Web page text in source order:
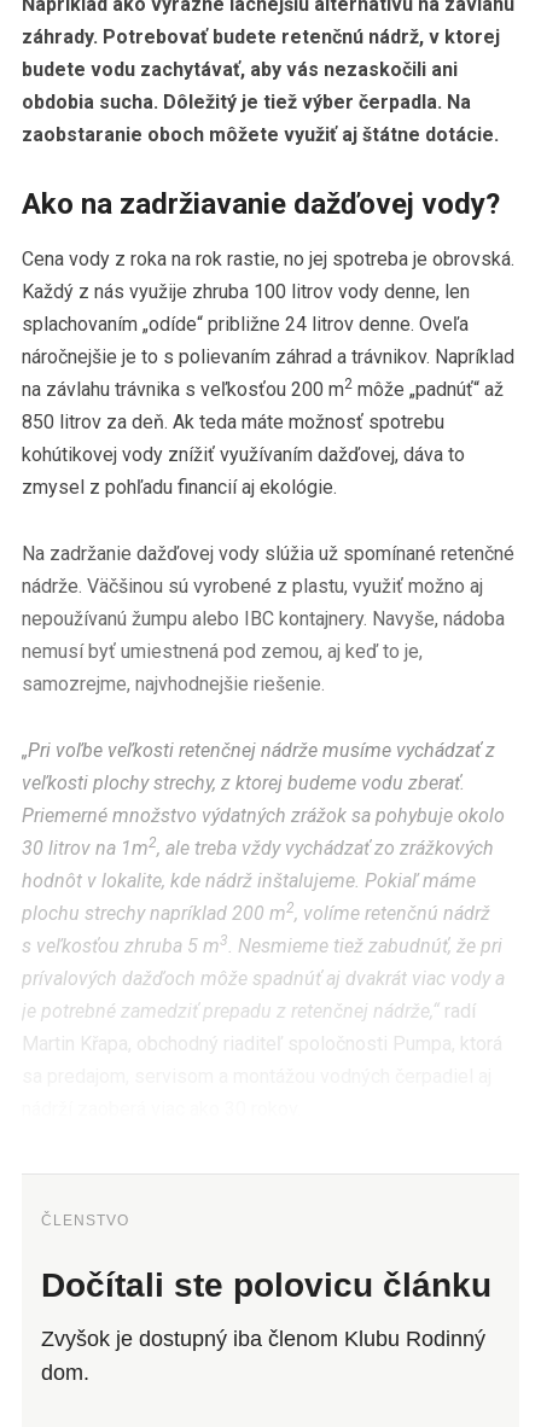
Napríklad ako výrazne lacnejšiu alternatívu na závlahu
záhrady. Potrebovať budete retenčnú nádrž, v ktorej
budete vodu zachytávať, aby vás nezaskočili ani
obdobia sucha. Dôležitý je tiež výber čerpadla. Na
zaobstaranie oboch môžete využiť aj štátne dotácie.
Ako na zadržiavanie dažďovej vody?
Cena vody z roka na rok rastie, no jej spotreba je obrovská.
Každý z nás využije zhruba 100 litrov vody denne, len
splachovaním „odíde“ približne 24 litrov denne. Oveľa
náročnejšie je to s polievaním záhrad a trávnikov. Napríklad
na závlahu trávnika s veľkosťou 200 m2môže „padnúť“ až
850 litrov za deň. Ak teda máte možnosť spotrebu
kohútikovej vody znížiť využívaním dažďovej, dáva to
zmysel z pohľadu financií aj ekológie.
Na zadržanie dažďovej vody slúžia už spomínané retenčné
nádrže. Väčšinou sú vyrobené z plastu, využiť možno aj
nepoužívanú žumpu alebo IBC kontajnery. Navyše, nádoba
nemusí byť umiestnená pod zemou, aj keď to je,
samozrejme, najvhodnejšie riešenie.
„Pri voľbe veľkosti retenčnej nádrže musíme vychádzať z
veľkosti plochy strechy, z ktorej budeme vodu zberať.
Priemerné množstvo výdatných zrážok sa pohybuje okolo
30 litrov na 1m2, ale treba vždy vychádzať zo zrážkových
hodnôt v lokalite, kde nádrž inštalujeme. Pokiaľ máme
plochu strechy napríklad 200 m2, volíme retenčnú nádrž
s veľkosťou zhruba 5 m3. Nesmieme tiež zabudnúť, že pri
prívalových dažďoch môže spadnúť aj dvakrát viac vody a
je potrebné zamedziť prepadu z retenčnej nádrže,“radí
Martin Křapa, obchodný riaditeľ spoločnosti Pumpa, ktorá
ČLENSTVO
Dočítali ste polovicu článku
Zvyšok je dostupný iba členom Klubu Rodinný
dom.